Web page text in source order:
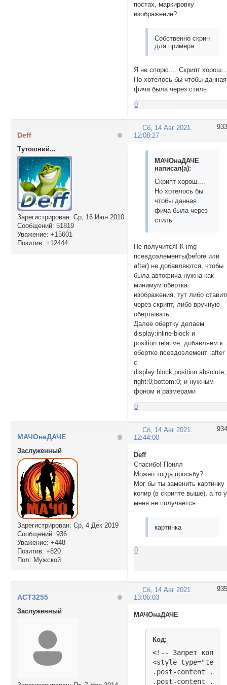
постах, маркировку
изображение?
Собственно скрин
для примера
Я не спорю.... Скрипт
Но хотелось бы чтобы данная
фича была через стиль
0
933
Сб, 14 Авг 2021
12:08:27
Deff
Тутошний...
Зарегистрирован: Ср, 16 Июн 2010
Сообщений: 51819
Уважение: +15601
Позитив: +12444
МАЧОнаДАЧЕ
написал(а):
Скрипт хорош....
Но хотелось бы
чтобы данная
фича была через
стиль
Не получится! К img
псевдоэлементы(before или
after) не добавляются, чтобы
была автофича нужна как
минимум обёртка
изображения, тут либо
через скрипт, либо вручную
обёртывать.
Далее обертку делаем
display:inline-block и
position:relative; добавляем к
обертке псевдоэлемент :after
c
display:block;position:absolute;
right:0;bottom:0; и нужным
фоном и размерами
0
934
Сб, 14 Авг 2021
12:44:00
МАЧОнаДАЧЕ
Заслуженный
Зарегистрирован: Ср, 4 Дек 2019
Сообщений: 936
Уважение: +448
Позитив: +820
Пол: Мужской
Deff
Спасибо! Понял
Можно тогда просьбу?
Мог бы ты заменить картинку
копир (в скрипте выше), а то у
меня не получается
картинка
0
935
Сб, 14 Авг 2021
13:06:03
ACT3255
Заслуженный
МАЧОнаДАЧЕ
Код:
<!-- Запрет
<style type="text/
.post-content
.post-content